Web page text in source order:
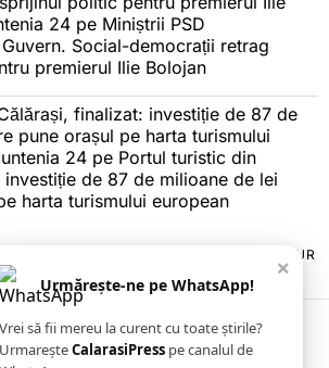
24 pe Miniștrii PSD
Social-democrații retrag
premierul Ilie Bolojan
finalizat: investiție de 87 de
pune orașul pe harta turismului
24 pe Portul turistic din
de 87 de milioane de lei
harta turismului european
POLITICA DE ANULARE & RETUR
& TIPĂRITĂ
CONTACT
ANUNȚUL CĂLĂRĂȘEAN
×
Urmărește-ne pe WhatsApp!
Vrei să fii mereu la curent cu toate știrile?
UrmareșteCalarasiPress pe canalul de